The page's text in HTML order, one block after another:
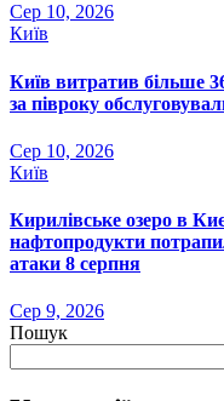
Сер 10, 2026
Київ
Київ витратив більше
за півроку
Сер 10, 2026
Київ
Кирилівське озеро в
нафтопродукти
атаки 8 серпня
Сер 9, 2026
Пошук